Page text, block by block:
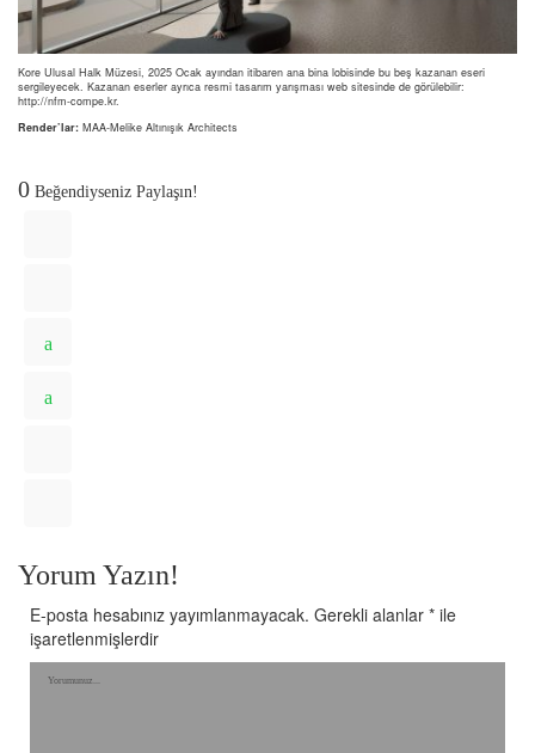
Kore Ulusal Halk Müzesi, 2025 Ocak ayından itibaren ana bina lobisinde bu beş kazanan eseri
sergileyecek. Kazanan eserler ayrıca resmi tasarım yarışması web sitesinde de görülebilir:
http://nfm-compe.kr.
Render’lar: MAA-Melike Altınışık Architects
0 Beğendiyseniz Paylaşın!
Yorum Yazın!
E-posta hesabınız yayımlanmayacak. Gerekli alanlar * ile
işaretlenmişlerdir